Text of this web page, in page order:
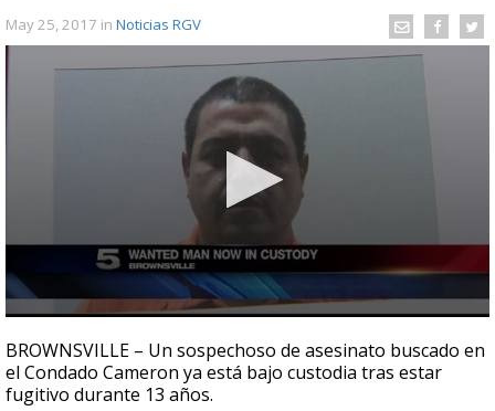
May 25, 2017 in Noticias RGV
seconds
of
1
minute,
BROWNSVILLE – Un sospechoso de asesinato buscado en
el Condado Cameron ya está bajo custodia tras estar
fugitivo durante 13 años.